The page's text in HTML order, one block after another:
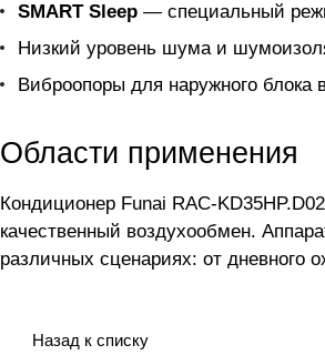
SMART Sleep — специальный
Низкий уровень шума и
Виброопоры для наружного
Области применения
Кондиционер Funai RAC-
качественный воздухообмен.
различных сценариях: от дневного
Назад к списку